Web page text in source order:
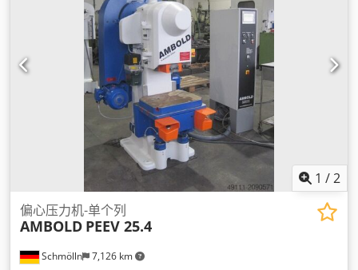
1 /2
Schmölln 7,126 km
偏心压力机-单个列
AMBOLD PEEV 25.4